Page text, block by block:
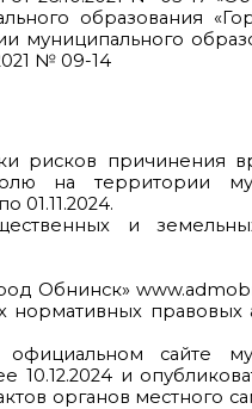
образования
муниципального
№ 09-14
рисков причинения
на территории
01.11.2024.
и
Обнинск»
правовых
сайте
и
органов местного